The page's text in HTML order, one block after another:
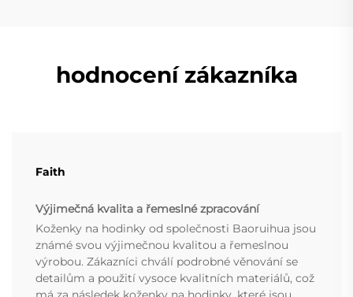
hodnocení zákazníka
Faith
Výjimečná kvalita a řemeslné zpracování
Koženky na hodinky od společnosti Baoruihua jsou
známé svou výjimečnou kvalitou a řemeslnou
výrobou. Zákazníci chválí podrobné věnování se
detailům a použití vysoce kvalitních materiálů, což